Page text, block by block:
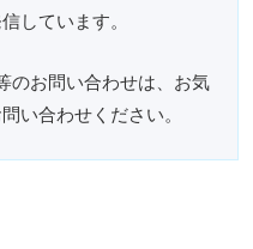
しています。
のお問い合わせは、お気
い合わせください。